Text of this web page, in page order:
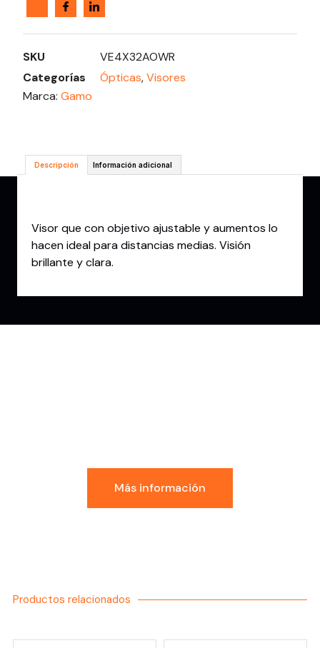
SKU
VE4X32AOWR
Categorías
Ópticas,Visores
Marca: Gamo
Descripción Información adicional
Visor que con objetivo ajustable y aumentos lo
hacen ideal para distancias medias. Visión
brillante y clara.
Más información
Productos relacionados